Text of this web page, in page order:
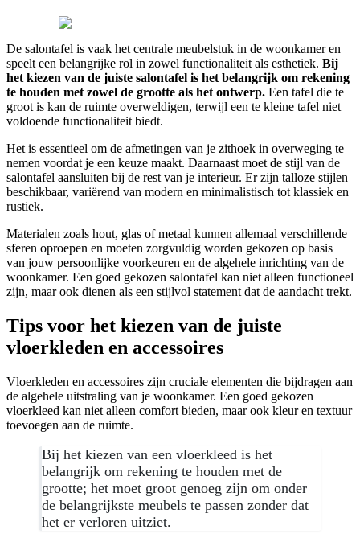
De salontafel is vaak het centrale meubelstuk in de woonkamer en
speelt een belangrijke rol in zowel functionaliteit als esthetiek. Bij
het kiezen van de juiste salontafel is het belangrijk om rekening
te houden met zowel de grootte als het ontwerp. Een tafel die te
groot is kan de ruimte overweldigen, terwijl een te kleine tafel niet
voldoende functionaliteit biedt.
Het is essentieel om de afmetingen van je zithoek in overweging te
nemen voordat je een keuze maakt. Daarnaast moet de stijl van de
salontafel aansluiten bij de rest van je interieur. Er zijn talloze stijlen
beschikbaar, variërend van modern en minimalistisch tot klassiek en
rustiek.
Materialen zoals hout, glas of metaal kunnen allemaal verschillende
sferen oproepen en moeten zorgvuldig worden gekozen op basis
van jouw persoonlijke voorkeuren en de algehele inrichting van de
woonkamer. Een goed gekozen salontafel kan niet alleen functioneel
zijn, maar ook dienen als een stijlvol statement dat de aandacht trekt.
Tips voor het kiezen van de juiste
vloerkleden en accessoires
Vloerkleden en accessoires zijn cruciale elementen die bijdragen aan
de algehele uitstraling van je woonkamer. Een goed gekozen
vloerkleed kan niet alleen comfort bieden, maar ook kleur en textuur
toevoegen aan de ruimte.
Bij het kiezen van een vloerkleed is het
belangrijk om rekening te houden met de
grootte; het moet groot genoeg zijn om onder
de belangrijkste meubels te passen zonder dat
het er verloren uitziet.